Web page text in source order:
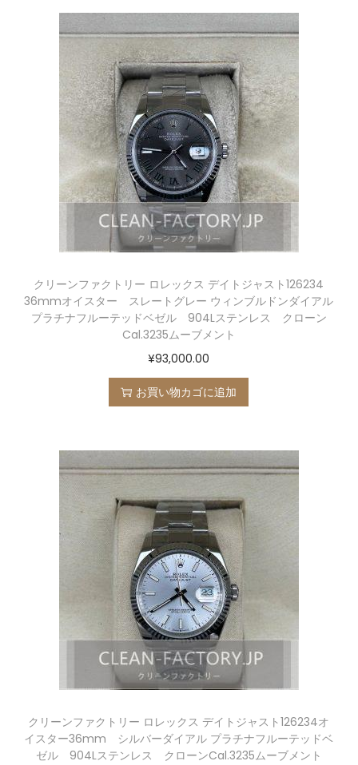
クリーンファクトリー ロレックス デイトジャスト126234
36mmオイスター スレートグレー ウィンブルドンダイアル
プラチナフルーテッドベゼル 904Lステンレス クローン
Cal.3235ムーブメント
¥93,000.00
お買い物カゴに追加
クリーンファクトリー ロレックス デイトジャスト126234オ
イスター36mm シルバーダイアル プラチナフルーテッドベ
ゼル 904Lステンレス クローンCal.3235ムーブメント